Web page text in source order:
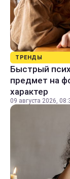
ТРЕНДЫ
Быстрый
предмет на
характер
09 августа 2026,